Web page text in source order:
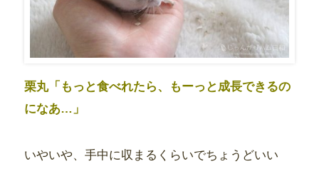
栗丸「もっと食べれたら、もーっと成長できるの
になあ…」
いやいや、手中に収まるくらいでちょうどいい